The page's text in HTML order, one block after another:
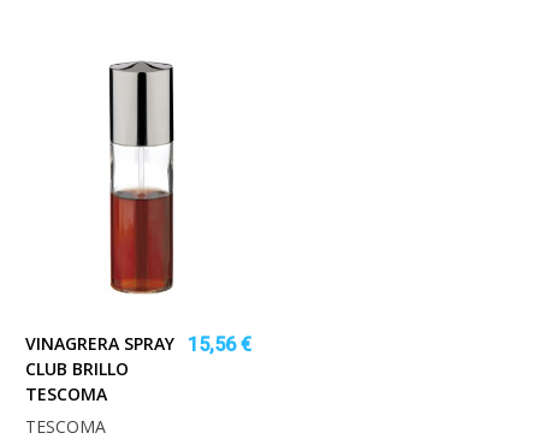
VINAGRERA SPRAY
CLUB BRILLO
TESCOMA
15,56 €
TESCOMA